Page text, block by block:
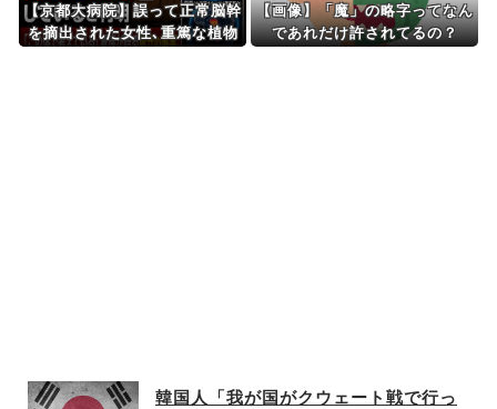
【京都大病院】誤って正常脳幹
を摘出された女性､重篤な植物
【画像】「魔」の略字ってなん
であれだけ許されてるの？
韓国人「我が国がクウェート戦で行っ